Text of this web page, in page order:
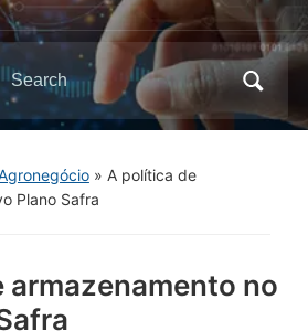
for:
» A política de
Plano Safra
armazenamento no